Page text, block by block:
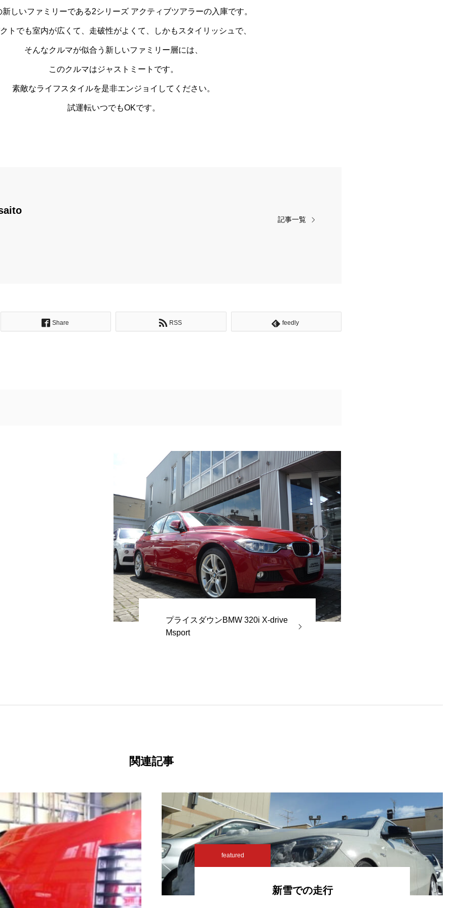
新しいファミリーである2シリーズ アクティブツアラーの入庫です。
トでも室内が広くて、走破性がよくて、しかもスタイリッシュで、
そんなクルマが似合う新しいファミリー層には、
このクルマはジャストミートです。
素敵なライフスタイルを是非エンジョイしてください。
試運転いつでもOKです。
記事一覧
Share RSS feedly
プライスダウンBMW 320i X-drive
Msport
関連記事
featured
新雪での走行